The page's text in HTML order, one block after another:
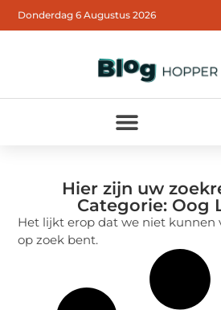
Donderdag 6 Augustus 2026
Hier zijn uw
Categorie: Oog
Het lijkt erop dat we niet kunnen
op zoek bent.